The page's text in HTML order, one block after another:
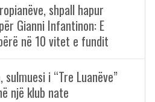
shpall hapur
Gianni Infantinon: E
në 10 vitet e fundit
sulmuesi i “Tre Luanëve”
një klub nate